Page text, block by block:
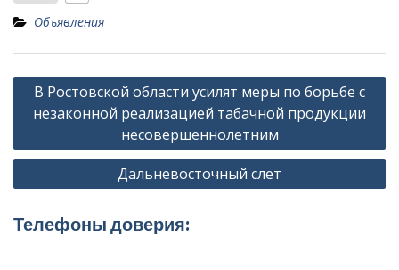
Объявления
Навигация
В Ростовской области усилят меры по борьбе с
незаконной реализацией табачной продукции
несовершеннолетним
Дальневосточный слет
Телефоны доверия: